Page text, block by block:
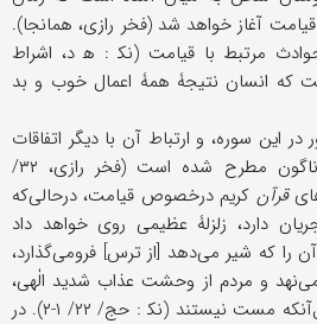
قیامت آغاز خواهد شد (فخر رازی، همانجا).
مرتبط با قیامت (نک‍ : ﻫ د، اشراط
که انسان نتیجۀ همۀ اعمال خوب و بد
در این سوره، و ارتباط آن با دیگر اتفاقات
آستانۀ قیامت، بحثهایی گوناگون مطرح شده است (فخر رازی، ۳۲/
قرآن کریم درخصوص قیامت، درحالی‌که
دارد، زلزلۀ عظیمی روی خواهد داد
را که شیر می‌دهد [از ترس] فرومی‌گذارد،
و مردم از وحشت عذاب شدید الٰهی،
مست به نظر می‌رسند و حال‌آنکه مست نیستند (نک‍ : حج/ ۲۲/ ۱-۲). در